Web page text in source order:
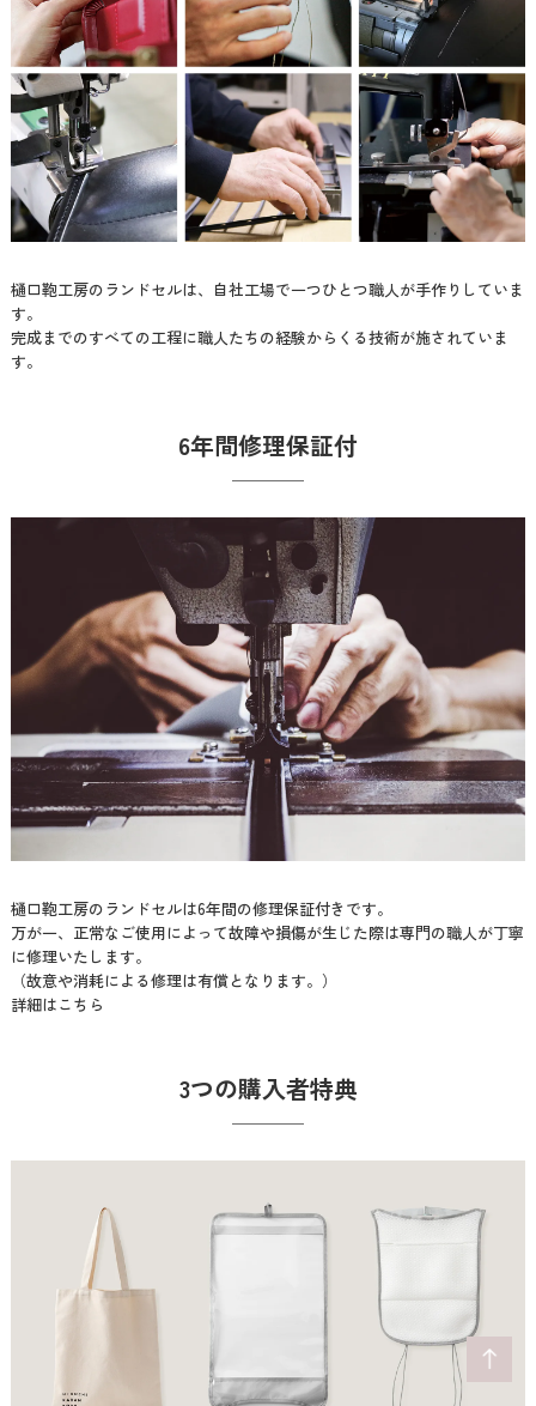
樋口鞄工房のランドセルは、自社工場で一つひとつ職人が手作りしていま
す。
完成までのすべての工程に職人たちの経験からくる技術が施されていま
す。
6年間修理保証付
樋口鞄工房のランドセルは6年間の修理保証付きです。
万が一、正常なご使用によって故障や損傷が生じた際は専門の職人が丁寧
に修理いたします。
（故意や消耗による修理は有償となります。）
詳細はこちら
3つの購入者特典